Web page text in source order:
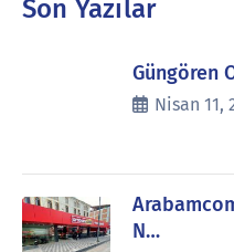
Son Yazılar
Güngören
Nisan 11,
N…